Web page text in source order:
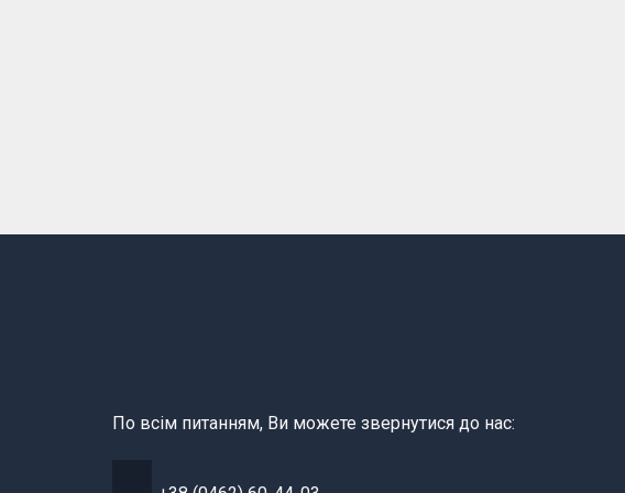
По всім питанням, Ви можете звернутися до нас: